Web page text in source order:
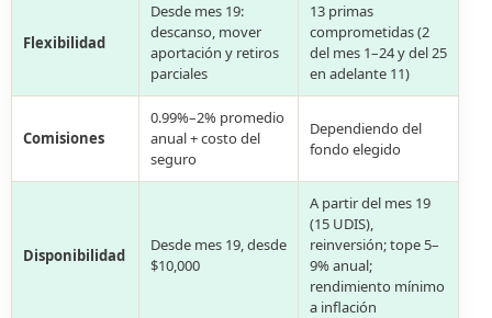
Flexibilidad
Desde mes 19:
descanso, mover
aportación y retiros
parciales
13 primas
comprometidas (2
del mes 1–24 y del 25
en adelante 11)
Comisiones
0.99%–2% promedio
anual + costo del
seguro
Dependiendo del
fondo elegido
Disponibilidad
Desde mes 19, desde
$10,000
A partir del mes 19
(15 UDIS),
reinversión; tope 5–
9% anual;
rendimiento mínimo
a inflación